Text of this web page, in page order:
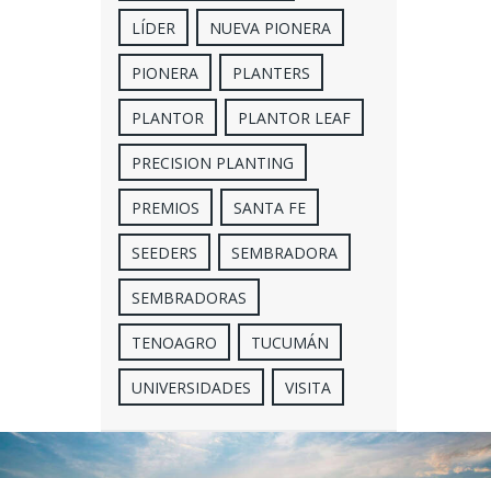
LÍDER NUEVA PIONERA
PIONERA PLANTERS
PLANTOR PLANTOR LEAF
PRECISION PLANTING
PREMIOS SANTA FE
SEEDERS SEMBRADORA
SEMBRADORAS
TENOAGRO TUCUMÁN
UNIVERSIDADES VISITA